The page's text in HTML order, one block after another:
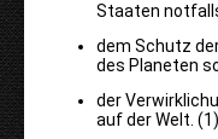
Staaten
dem Schutz
des Planeten
der
auf der Welt. (1)